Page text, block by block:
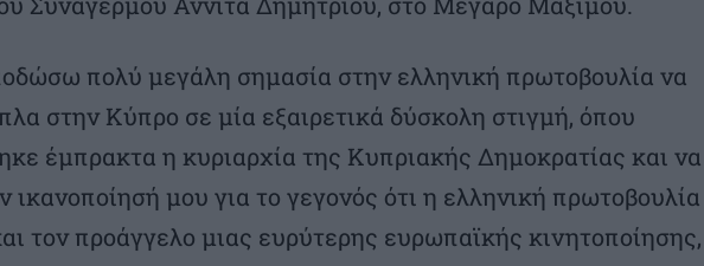
πολύ μεγάλη σημασία στην ελληνική πρωτοβουλία να
στην Κύπρο σε μία εξαιρετικά δύσκολη στιγμή, όπου
έμπρακτα η κυριαρχία της Κυπριακής Δημοκρατίας και να
μου για το γεγονός ότι η ελληνική πρωτοβουλία
τον προάγγελο μιας ευρύτερης ευρωπαϊκής κινητοποίησης,